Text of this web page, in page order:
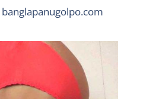
banglapanugolpo.com